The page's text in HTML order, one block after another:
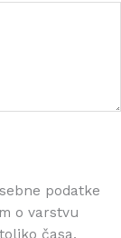
podatke
o varstvu
časa,